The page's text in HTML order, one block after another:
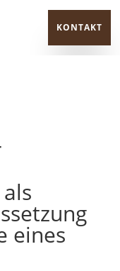
KONTAKT
eines